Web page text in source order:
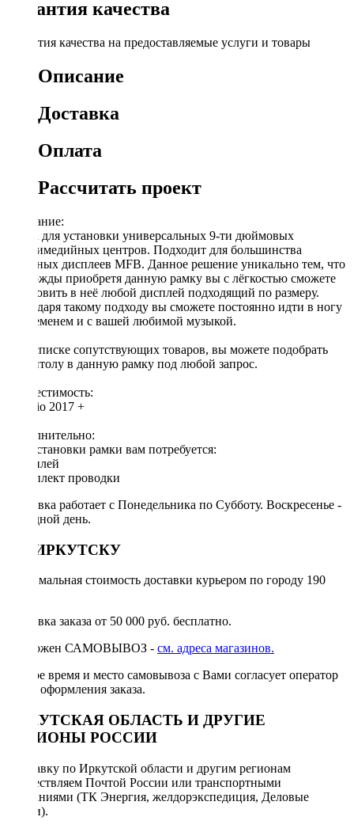
Гарантия качества
Гарантия качества на предоставляемые услуги и товары
Описание
Доставка
Оплата
Рассчитать проект
Описание:
Рамка для установки универсальных 9-ти дюймовых
мультимедийных центров. Подходит для большинства
овальных дисплеев MFB. Данное решение уникально тем, что
единожды приобретя данную рамку вы с лёгкостью сможете
установить в неё любой дисплей подходящий по размеру.
Благодаря такому подходу вы сможете постоянно идти в ногу
со временем и с вашей любимой музыкой.
[!] В списке сопутствующих товаров, вы можете подобрать
магнитолу в данную рамку под любой запрос.
Совместимость:
Kia Rio 2017 +
Дополнительно:
Для установки рамки вам потребуется:
◦ дисплей
◦ комплект проводки
Доставка работает с Понедельника по Субботу. Воскресенье -
выходной день.
ПО ИРКУТСКУ
Минимальная стоимость доставки курьером по городу 190
Доставка заказа от 50 000 руб. бесплатно.
Возможен САМОВЫВОЗ - см. адреса магазинов.
Точное время и место самовывоза с Вами согласует оператор
после оформления заказа.
ИРКУТСКАЯ ОБЛАСТЬ И ДРУГИЕ
РЕГИОНЫ РОССИИ
Отправку по Иркутской области и другим регионам
осуществляем Почтой России или транспортными
компаниями (ТК Энергия, желдорэкспедиция, Деловые
линии).